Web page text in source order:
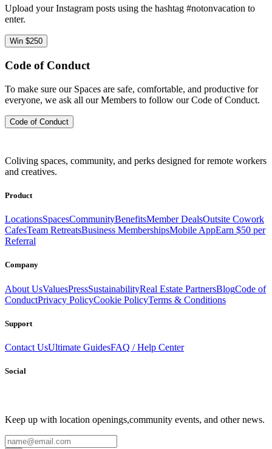
Upload your Instagram posts using the hashtag #notonvacation to
enter.
Win $250
Code of Conduct
To make sure our Spaces are safe, comfortable, and productive for
everyone, we ask all our Members to follow our Code of Conduct.
Code of Conduct
Coliving spaces, community, and perks designed for remote workers
and creatives.
Product
LocationsSpacesCommunityBenefitsMember DealsOutsite Cowork
CafesTeam RetreatsBusiness MembershipsMobile AppEarn $50 per
Referral
Company
About UsValuesPressSustainabilityReal Estate PartnersBlogCode of
ConductPrivacy PolicyCookie PolicyTerms & Conditions
Support
Contact UsUltimate GuidesFAQ / Help Center
Social
Keep up with location openings,community events, and other news.
Email